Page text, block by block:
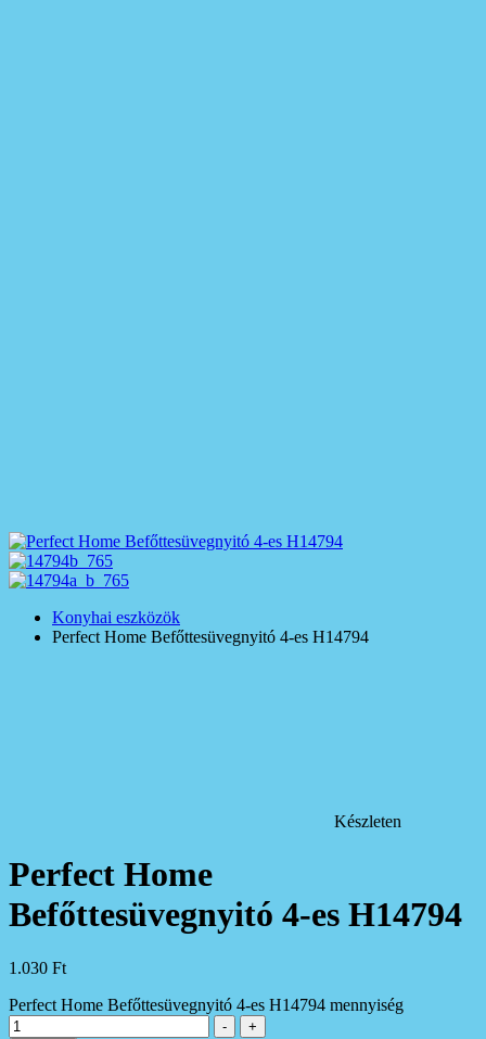
Konyhai eszközök
Perfect Home Befőttesüvegnyitó 4-es H14794
Készleten
Perfect Home
Befőttesüvegnyitó 4-es H14794
1.030 Ft
Perfect Home Befőttesüvegnyitó 4-es H14794 mennyiség
-
+